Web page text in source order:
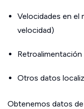
Velocidades en el
velocidad)
Otros datos
Obtenemos datos